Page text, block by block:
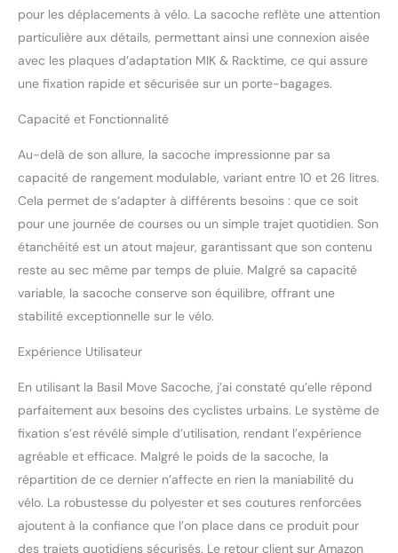
transport flexible.
sécurité : les détails
réfléchissants
augmentent la visibilité et
pour les déplacements à vélo. La sacoche reflète une attention
particulière aux détails, permettant ainsi une connexion aisée
avec les plaques d’adaptation MIK & Racktime, ce qui assure
une fixation rapide et sécurisée sur un porte-bagages.
Capacité et Fonctionnalité
Au-delà de son allure, la sacoche impressionne par sa
capacité de rangement modulable, variant entre 10 et 26 litres.
Cela permet de s’adapter à différents besoins : que ce soit
pour une journée de courses ou un simple trajet quotidien. Son
étanchéité est un atout majeur, garantissant que son contenu
reste au sec même par temps de pluie. Malgré sa capacité
variable, la sacoche conserve son équilibre, offrant une
stabilité exceptionnelle sur le vélo.
Expérience Utilisateur
En utilisant la Basil Move Sacoche, j’ai constaté qu’elle répond
parfaitement aux besoins des cyclistes urbains. Le système de
fixation s’est révélé simple d’utilisation, rendant l’expérience
agréable et efficace. Malgré le poids de la sacoche, la
répartition de ce dernier n’affecte en rien la maniabilité du
vélo. La robustesse du polyester et ses coutures renforcées
ajoutent à la confiance que l’on place dans ce produit pour
des trajets quotidiens sécurisés. Le retour client sur Amazon